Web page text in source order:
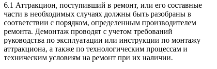
6.1 Аттракцион, поступивший в ремонт, или его составные
части в необходимых случаях должны быть разобраны в
соответствии с порядком, определенным производителем
ремонта. Демонтаж проводят с учетом требований
руководства по эксплуатации или инструкции по монтажу
аттракциона, а также по технологическим процессам и
техническим условиям на ремонт при их наличии.